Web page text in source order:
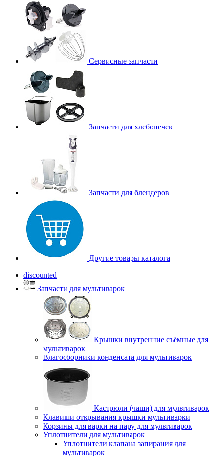
Сервисные запчасти
Запчасти для хлебопечек
Запчасти для блендеров
Другие товары каталога
discounted
Запчасти для мультиварок
Крышки внутренние съёмные для
мультиварок
Влагосборники конденсата для мультиварок
Кастрюли (чаши) для мультиварок
Клавиши открывания крышки мультиварки
Корзины для варки на пару для мультиварок
Уплотнители для мультиварок
Уплотнители клапана запирания для
мультиварок